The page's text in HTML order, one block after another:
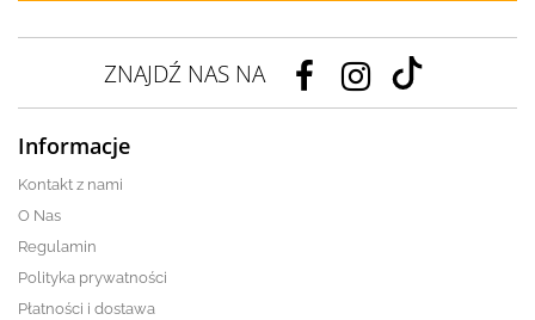
ZNAJDŹ NAS NA
Informacje
Kontakt z nami
O Nas
Regulamin
Polityka prywatności
Płatności i dostawa